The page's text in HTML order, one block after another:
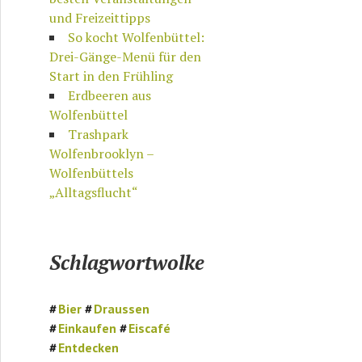
und Freizeittipps
So kocht Wolfenbüttel:
Drei-Gänge-Menü für den
Start in den Frühling
Erdbeeren aus
Wolfenbüttel
Trashpark
Wolfenbrooklyn –
Wolfenbüttels
„Alltagsflucht“
Schlagwortwolke
Bier
Draussen
Einkaufen
Eiscafé
Entdecken